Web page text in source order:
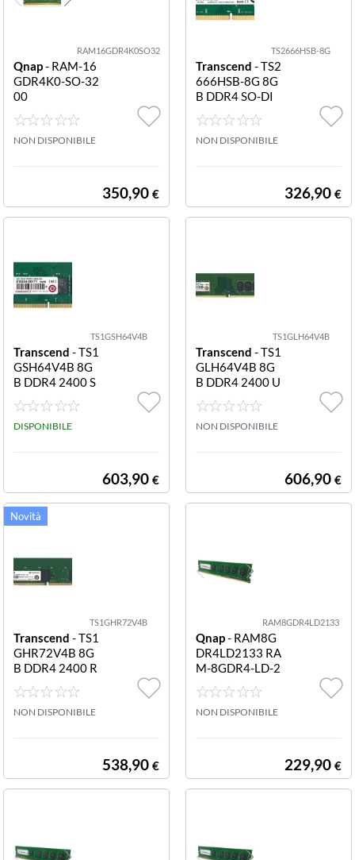
RAM16GDR4K0SO32
Qnap- RAM-16
GDR4K0-SO-32
00
NON DISPONIBILE
350,90 €
TS2666HSB-8G
Transcend - TS2
666HSB-8G 8G
B DDR4 SO-DI
MM 1RX8 1.2V
8GB DDR4 266
6 SO-DIMM 1R
NON DISPONIBILE
326,90 €
TS1GSH64V4B
Transcend - TS1
GSH64V4B 8G
B DDR4 2400 S
O-DIMM 1RX8
8GB DDR4 240
0 SO-DIMM 1R
DISPONIBILE
603,90 €
TS1GLH64V4B
Transcend - TS1
GLH64V4B 8G
B DDR4 2400 U
-DIMM 1RX8 8
GB DDR4 2400
U-DIMM 1RX8
NON DISPONIBILE
606,90 €
TS1GHR72V4B
Transcend - TS1
GHR72V4B 8G
B DDR4 2400 R
EG-DIMM 1RX
8 8GB DDR4 24
00 REG-DIMM
NON DISPONIBILE
538,90 €
RAM8GDR4LD2133
Qnap- RAM8G
DR4LD2133 RA
M-8GDR4-LD-2
133 8GB DDR4
RAM 2133 MH
Z LONG-DIMM
NON DISPONIBILE
229,90 €